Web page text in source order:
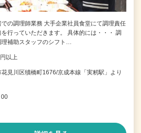
の調理師業務 大手企業社員食堂にて調理責任
行っていただきます。 具体的には・・・ 調
補助スタッフのシフト…
以上
見川区犢橋町1676/京成本線「実籾駅」より
00